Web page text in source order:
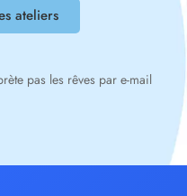
ateliers
pas les rêves par e-mail